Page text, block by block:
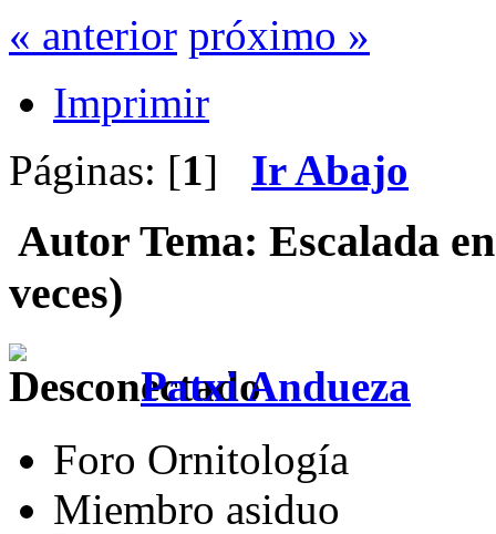
« anterior próximo »
Imprimir
Páginas: [1] Ir Abajo
Autor Tema: Escalada
veces)
Patxi Andueza
Foro Ornitología
Miembro asiduo